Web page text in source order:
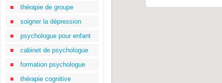
thérapie de groupe
soigner la dépression
psychologue pour enfant
cabinet de psychologue
formation psychologue
thérapie cognitive